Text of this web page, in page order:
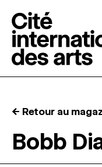
RÉSIDENCES ↓
← Retour au
Bobb